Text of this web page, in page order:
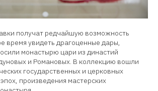
получат редчайшую возможность
время увидеть драгоценные дары,
монастырю цари из династий
и Романовых. В коллекцию вошли
государственных и церковных
произведения мастерских